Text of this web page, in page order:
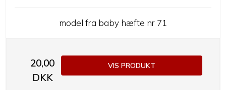
model fra baby hæfte nr 71
20,00
DKK
VIS PRODUKT